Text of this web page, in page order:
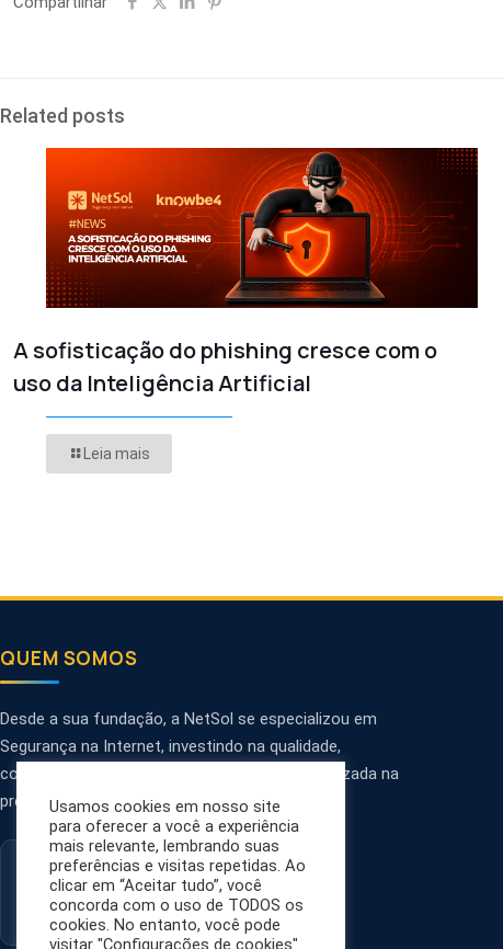
Related posts
A sofisticação do phishing cresce com o
uso da Inteligência Artificial
Leia mais
QUEM SOMOS
Desde a sua fundação, a NetSol se especializou em
Segurança na Internet, investindo na qualidade,
confiabilidade, personalização e tecnologia utilizada na
prestação de serviços.
Usamos cookies em nosso site
para oferecer a você a experiência
mais relevante, lembrando suas
preferências e visitas repetidas. Ao
clicar em “Aceitar tudo”, você
concorda com o uso de TODOS os
cookies. No entanto, você pode
visitar "Configurações de cookies"